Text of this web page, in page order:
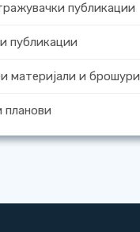
публикации
публикации
материјали и брошури
планови